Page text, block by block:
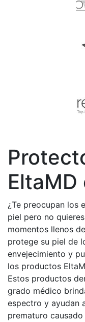
EltaMD
¿Te preocupan los
piel pero no
momentos llenos
protege su piel de
envejecimiento y
los productos
Estos productos
grado médico
espectro y ayudan
prematuro